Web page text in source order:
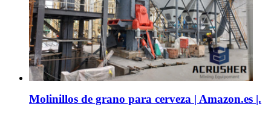
Molinillos de grano para cerveza | Amazon.es |.